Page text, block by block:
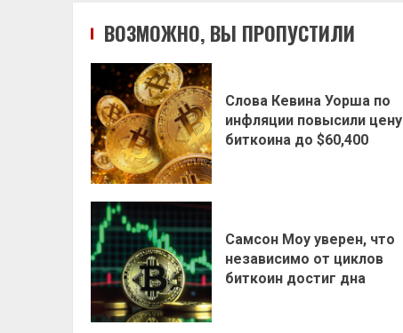
ВОЗМОЖНО, ВЫ ПРОПУСТИЛИ
Слова Кевина Уорша по
инфляции повысили цену
биткоина до $60,400
Самсон Моу уверен, что
независимо от циклов
биткоин достиг дна